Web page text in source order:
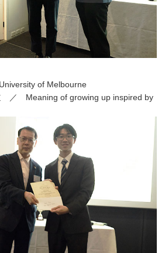
of Melbourne
／ Meaning of growing up inspired by